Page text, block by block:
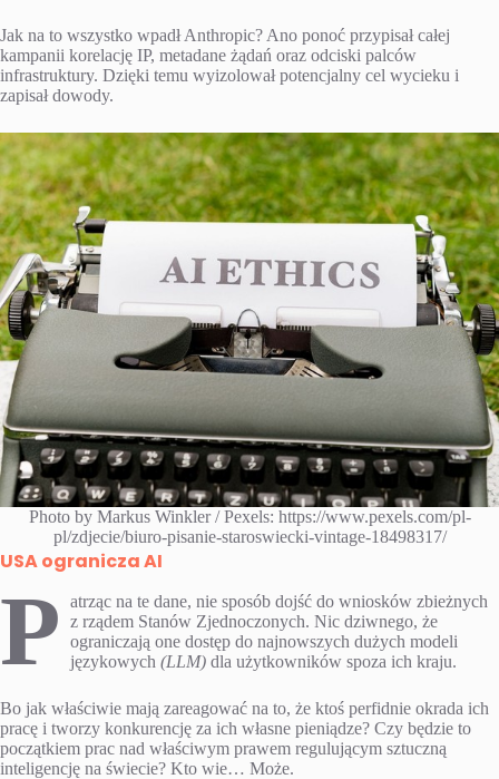
Jak na to wszystko wpadł Anthropic? Ano ponoć przypisał całej
kampanii korelację IP, metadane żądań oraz odciski palców
infrastruktury. Dzięki temu wyizolował potencjalny cel wycieku i
zapisał dowody.
Photo by Markus Winkler / Pexels: https://www.pexels.com/pl-
pl/zdjecie/biuro-pisanie-staroswiecki-vintage-18498317/
USA ogranicza AI
P
atrząc na te dane, nie sposób dojść do wniosków zbieżnych
z rządem Stanów Zjednoczonych. Nic dziwnego, że
ograniczają one dostęp do najnowszych dużych modeli
językowych (LLM)dla użytkowników spoza ich kraju.
Bo jak właściwie mają zareagować na to, że ktoś perfidnie okrada ich
pracę i tworzy konkurencję za ich własne pieniądze? Czy będzie to
początkiem prac nad właściwym prawem regulującym sztuczną
inteligencję na świecie? Kto wie… Może.